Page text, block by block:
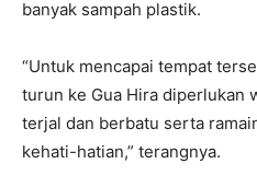
banyak sampah plastik.
“Untuk mencapai tempat
turun ke Gua Hira diperlukan
terjal dan berbatu serta
kehati-hatian,” terangnya.